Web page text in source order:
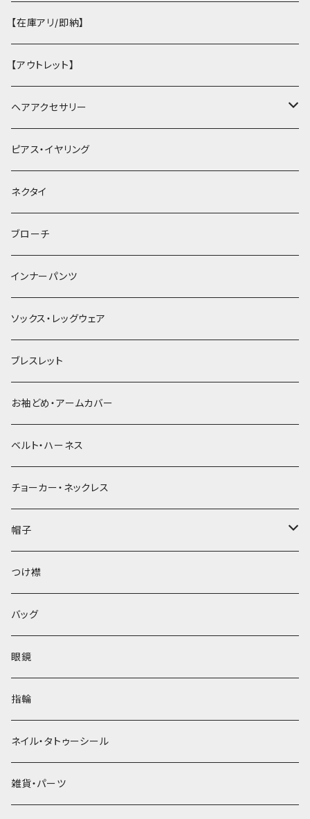
【在庫アリ/即納】
【アウトレット】
ヘアアクセサリー
ヘアクリップ
ヘッドドレス・カチューシャ
ヘアゴム
簪
ピアス・イヤリング
ネクタイ
ブローチ
インナーパンツ
ソックス・レッグウェア
ブレスレット
お袖どめ・アームカバー
ベルト・ハーネス
チョーカー・ネックレス
帽子
ベレー帽
つけ襟
バッグ
眼鏡
指輪
ネイル・タトゥーシール
雑貨・パーツ